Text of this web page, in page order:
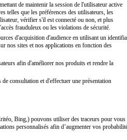
de maintenir la session de l'utilisateur active
telles que les préférences des utilisateurs, les
vérifier s'il est connecté ou non, et plus
frauduleux ou les violations de sécurité.
d'acquisition d'audience en utilisant un
nos sites et nos applications en fonction des
afin d'améliorer nos produits et rendre la
consultation et d'effectuer une présentation
Bing,) pouvons utiliser des traceurs pour vous
personnalisés afin d’augmenter vos